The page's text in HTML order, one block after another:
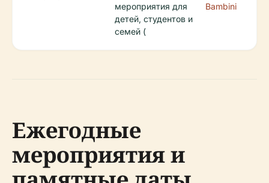
мероприятия для
детей, студентов и
семей (
Bambini
Ежегодные
мероприятия и